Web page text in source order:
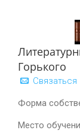
Горького
Связаться
Форма
Место